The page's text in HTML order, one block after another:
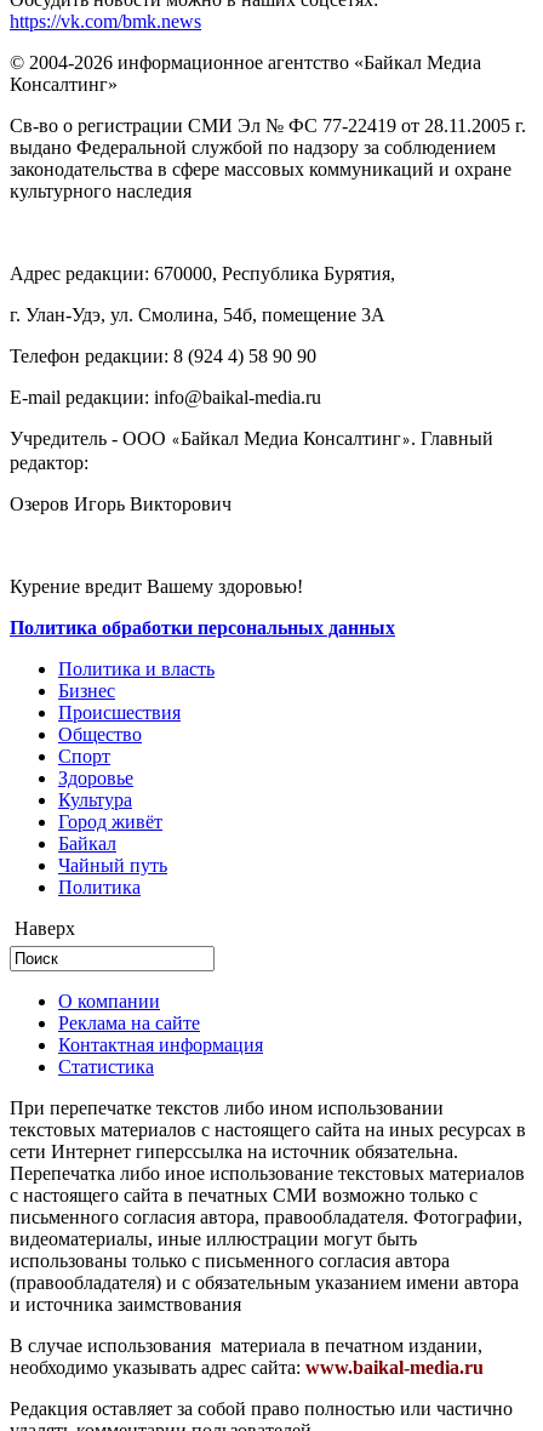
https://vk.com/bmk.news
© 2004-2026 информационное агентство «Байкал Медиа
Консалтинг»
Св-во о регистрации СМИ Эл № ФС 77-22419 от 28.11.2005 г.
выдано Федеральной службой по надзору за соблюдением
законодательства в сфере массовых коммуникаций и охране
культурного наследия
Адрес редакции: 670000, Республика Бурятия,
г. Улан-Удэ, ул. Смолина, 54б, помещение 3А
Телефон редакции: ‎‎8 (924 4) 58 90 90
E-mail редакции: info@baikal-media.ru
Учредитель - ООО «Байкал Медиа Консалтинг». Главный
редактор:
Озеров Игорь Викторович
Курение вредит Вашему здоровью!
Политика обработки персональных данных
Политика и власть
Бизнес
Происшествия
Общество
Cпорт
Здоровье
Культура
Город живёт
Байкал
Чайный путь
Политика
Наверх
О компании
Реклама на сайте
Контактная информация
Статистика
При перепечатке текстов либо ином использовании
текстовых материалов с настоящего сайта на иных ресурсах в
сети Интернет гиперссылка на источник обязательна.
Перепечатка либо иное использование текстовых материалов
с настоящего сайта в печатных СМИ возможно только с
письменного согласия автора, правообладателя. Фотографии,
видеоматериалы, иные иллюстрации могут быть
использованы только с письменного согласия автора
(правообладателя) и с обязательным указанием имени автора
и источника заимствования
В случае использования материала в печатном издании,
необходимо указывать адрес сайта: www.baikal-media.ru
Редакция оставляет за собой право полностью или частично